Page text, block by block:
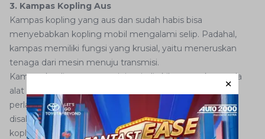
3. Kampas Kopling Aus
Kampas kopling yang aus dan sudah habis bisa
menyebabkan kopling mobil mengalami selip. Padahal,
kampas memiliki fungsi yang krusial, yaitu meneruskan
tenaga dari mesin menuju transmisi.
Kampas kopling yang aus ini terjadi akibat gesekan pada
alat ini. Terutama jika mobil dinyalakan terus-menerus,
perlahan-lahan kampas menjadi aus dan tenaga yang
disalurkan ke arah transmisi pun berkurang. Akibatnya,
kopling mobil mengalami selip sehingga mobil susah